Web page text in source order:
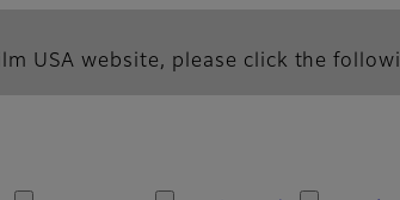
USA website, please click the